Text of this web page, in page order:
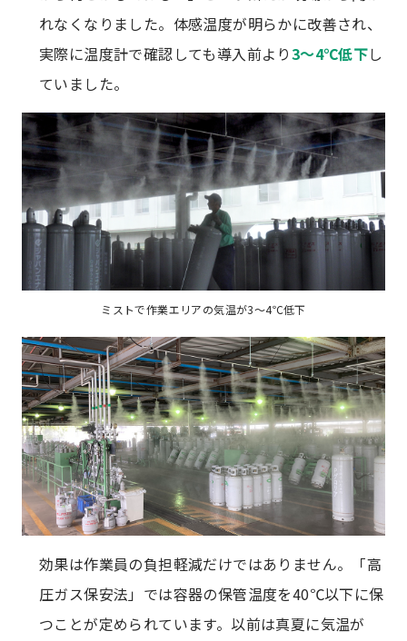
れなくなりました。体感温度が明らかに改善され、
実際に温度計で確認しても導入前より3～4℃低下し
ていました。
ミストで作業エリアの気温が3～4℃低下
効果は作業員の負担軽減だけではありません。「高
圧ガス保安法」では容器の保管温度を40℃以下に保
つことが定められています。以前は真夏に気温が